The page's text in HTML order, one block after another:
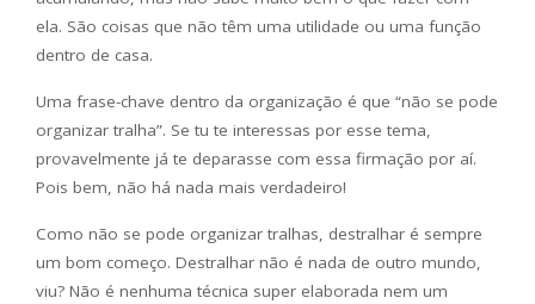
ela. São coisas que não têm uma utilidade ou uma função
dentro de casa.
Uma frase-chave dentro da organização é que “não se pode
organizar tralha”. Se tu te interessas por esse tema,
provavelmente já te deparasse com essa firmação por aí.
Pois bem, não há nada mais verdadeiro!
Como não se pode organizar tralhas, destralhar é sempre
um bom começo. Destralhar não é nada de outro mundo,
viu? Não é nenhuma técnica super elaborada nem um